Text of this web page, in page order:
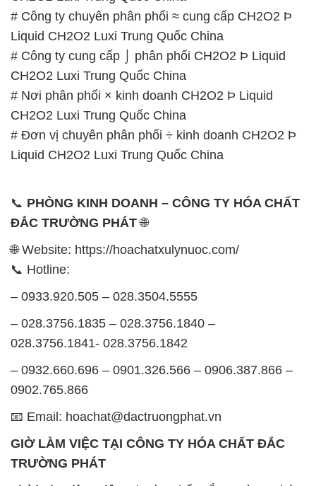
# Nơi phân phối × kinh doanh CH2O2 Þ Liquid
CH2O2 Luxi Trung Quốc China
# Đơn vị chuyên phân phối ÷ kinh doanh CH2O2 Þ
Liquid CH2O2 Luxi Trung Quốc China
📞PHÒNG KINH DOANH – CÔNG TY HÓA CHẤT
ĐẮC TRƯỜNG PHÁT 🌐
🌐 Website: https://hoachatxulynuoc.com/
– 0933.920.505 – 028.3504.5555
028.3756.1841- 028.3756.1842
0902.765.866
📧 Email: hoachat@dactruongphat.vn
TRƯỜNG PHÁT
được tổ chức như sau:
Thứ 2 đến thứ 6: Buổi sáng: từ 8h đến 11h – Buổi
chiều: từ 12h30 đến 17h